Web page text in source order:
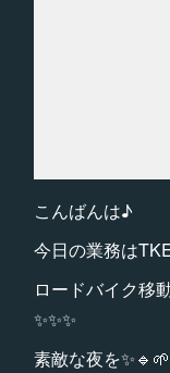
こんばんは♪
今日の業務は
ロードバイク移
✨✨✨
素敵な夜を✨🔹🌱